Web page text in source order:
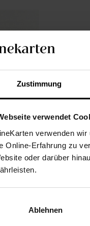
Zustimmung
verwendet
verwenden
Online-Erfahrung zu
oder darüber
Ablehnen